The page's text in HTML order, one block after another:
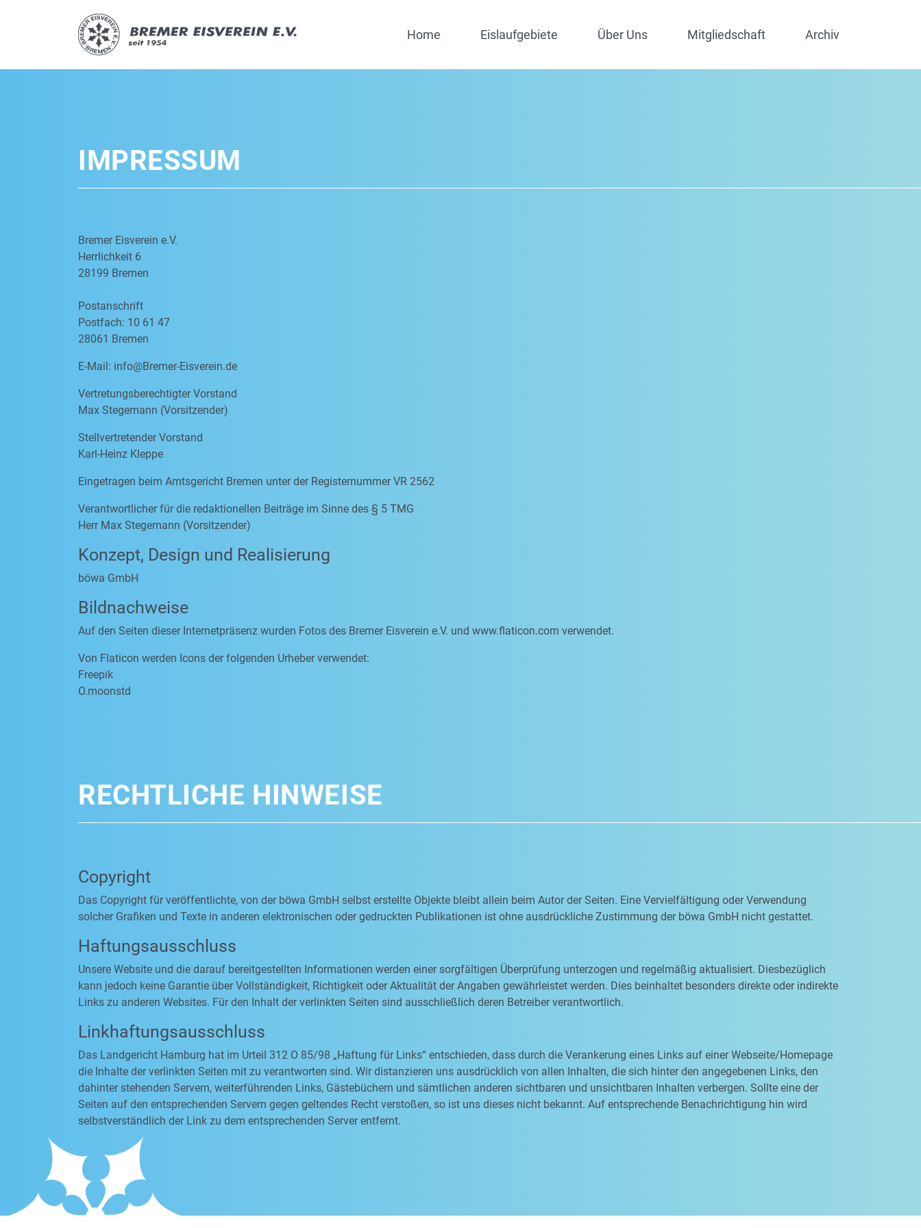
Home Eislaufgebiete Über Uns Mitgliedschaft Archiv
IMPRESSUM
Bremer Eisverein e.V.
Herrlichkeit 6
28199 Bremen
Postanschrift
Postfach: 10 61 47
28061 Bremen
E-Mail: info@Bremer-Eisverein.de
Vertretungsberechtigter Vorstand
Max Stegemann (Vorsitzender)
Stellvertretender Vorstand
Karl-Heinz Kleppe
Eingetragen beim Amtsgericht Bremen unter der Registernummer VR 2562
Verantwortlicher für die redaktionellen Beiträge im Sinne des § 5 TMG
Herr Max Stegemann (Vorsitzender)
Konzept, Design und Realisierung
böwa GmbH
Bildnachweise
Auf den Seiten dieser Internetpräsenz wurden Fotos des Bremer Eisverein e.V. und www.flaticon.com verwendet.
Von Flaticon werden Icons der folgenden Urheber verwendet:
Freepik
O.moonstd
RECHTLICHE HINWEISE
Copyright
Das Copyright für veröffentlichte, von der böwa GmbH selbst erstellte Objekte bleibt allein beim Autor der Seiten. Eine Vervielfältigung oder Verwendung
solcher Grafiken und Texte in anderen elektronischen oder gedruckten Publikationen ist ohne ausdrückliche Zustimmung der böwa GmbH nicht gestattet.
Haftungsausschluss
Unsere Website und die darauf bereitgestellten Informationen werden einer sorgfältigen Überprüfung unterzogen und regelmäßig aktualisiert. Diesbezüglich
kann jedoch keine Garantie über Vollständigkeit, Richtigkeit oder Aktualität der Angaben gewährleistet werden. Dies beinhaltet besonders direkte oder indirekte
Links zu anderen Websites. Für den Inhalt der verlinkten Seiten sind ausschließlich deren Betreiber verantwortlich.
Linkhaftungsausschluss
Das Landgericht Hamburg hat im Urteil 312 O 85/98 „Haftung für Links“ entschieden, dass durch die Verankerung eines Links auf einer Webseite/Homepage
die Inhalte der verlinkten Seiten mit zu verantworten sind. Wir distanzieren uns ausdrücklich von allen Inhalten, die sich hinter den angegebenen Links, den
dahinter stehenden Servern, weiterführenden Links, Gästebüchern und sämtlichen anderen sichtbaren und unsichtbaren Inhalten verbergen. Sollte eine der
Seiten auf den entsprechenden Servern gegen geltendes Recht verstoßen, so ist uns dieses nicht bekannt. Auf entsprechende Benachrichtigung hin wird
selbstverständlich der Link zu dem entsprechenden Server entfernt.